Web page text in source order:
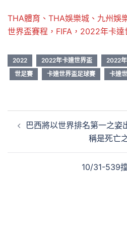
THA體育、THA娛樂城、九州娛
世界盃賽程，FIFA，2022年卡達
2022 2022年卡達世界盃 2022
世足賽
卡達世界盃足球賽 卡達
章
巴西將以世界排名第一之
稱是死亡
10/31-539